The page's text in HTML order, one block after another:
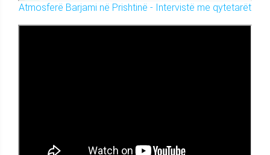
Atmosferë Barjami në Prishtinë - Intervistë me qytetarët